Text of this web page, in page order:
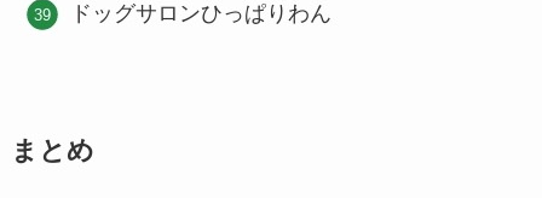
ドッグサロンひっぱりわん
まとめ